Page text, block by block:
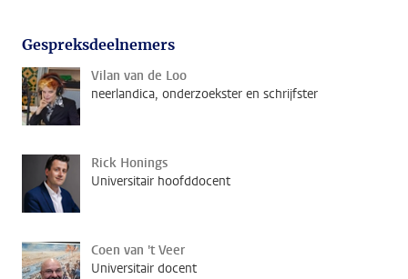
Gespreksdeelnemers
Vilan van de Loo
neerlandica, onderzoekster en schrijfster
Rick Honings
Universitair hoofddocent
Coen van 't Veer
Universitair docent